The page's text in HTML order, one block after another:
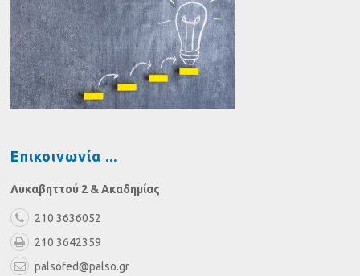
Επικοινωνία
Λυκαβηττού 2 & Ακαδημίας
210 3636052
210 3642359
palsofed@palso.gr